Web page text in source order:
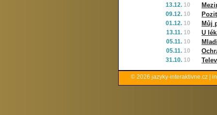
13.12. 10
09.12. 10
01.12. 10 Můj
13.11. 10 U
05.11. 10
05.11. 10
31.10. 10
© 2026 jazyky-interaktivne.cz